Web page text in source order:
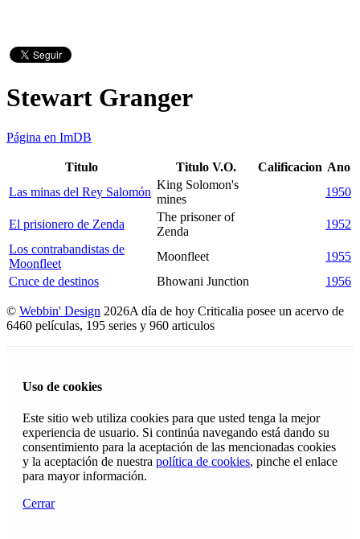
Stewart Granger
Página en ImDB
Titulo Titulo V.O. Calificacion Ano
Las minas del Rey Salomón
King Solomon's
mines
1950
El prisionero de Zenda
The prisoner of
Zenda
1952
Los contrabandistas de
Moonfleet
Moonfleet
1955
Cruce de destinos
Bhowani Junction 1956
© Webbin' Design 2026A día de hoy Criticalia posee un acervo de
6460 películas, 195 series y 960 articulos
Uso de cookies
Este sitio web utiliza cookies para que usted tenga la mejor
experiencia de usuario. Si continúa navegando está dando su
consentimiento para la aceptación de las mencionadas cookies
y la aceptación de nuestra política de cookies, pinche el enlace
para mayor información.
Cerrar